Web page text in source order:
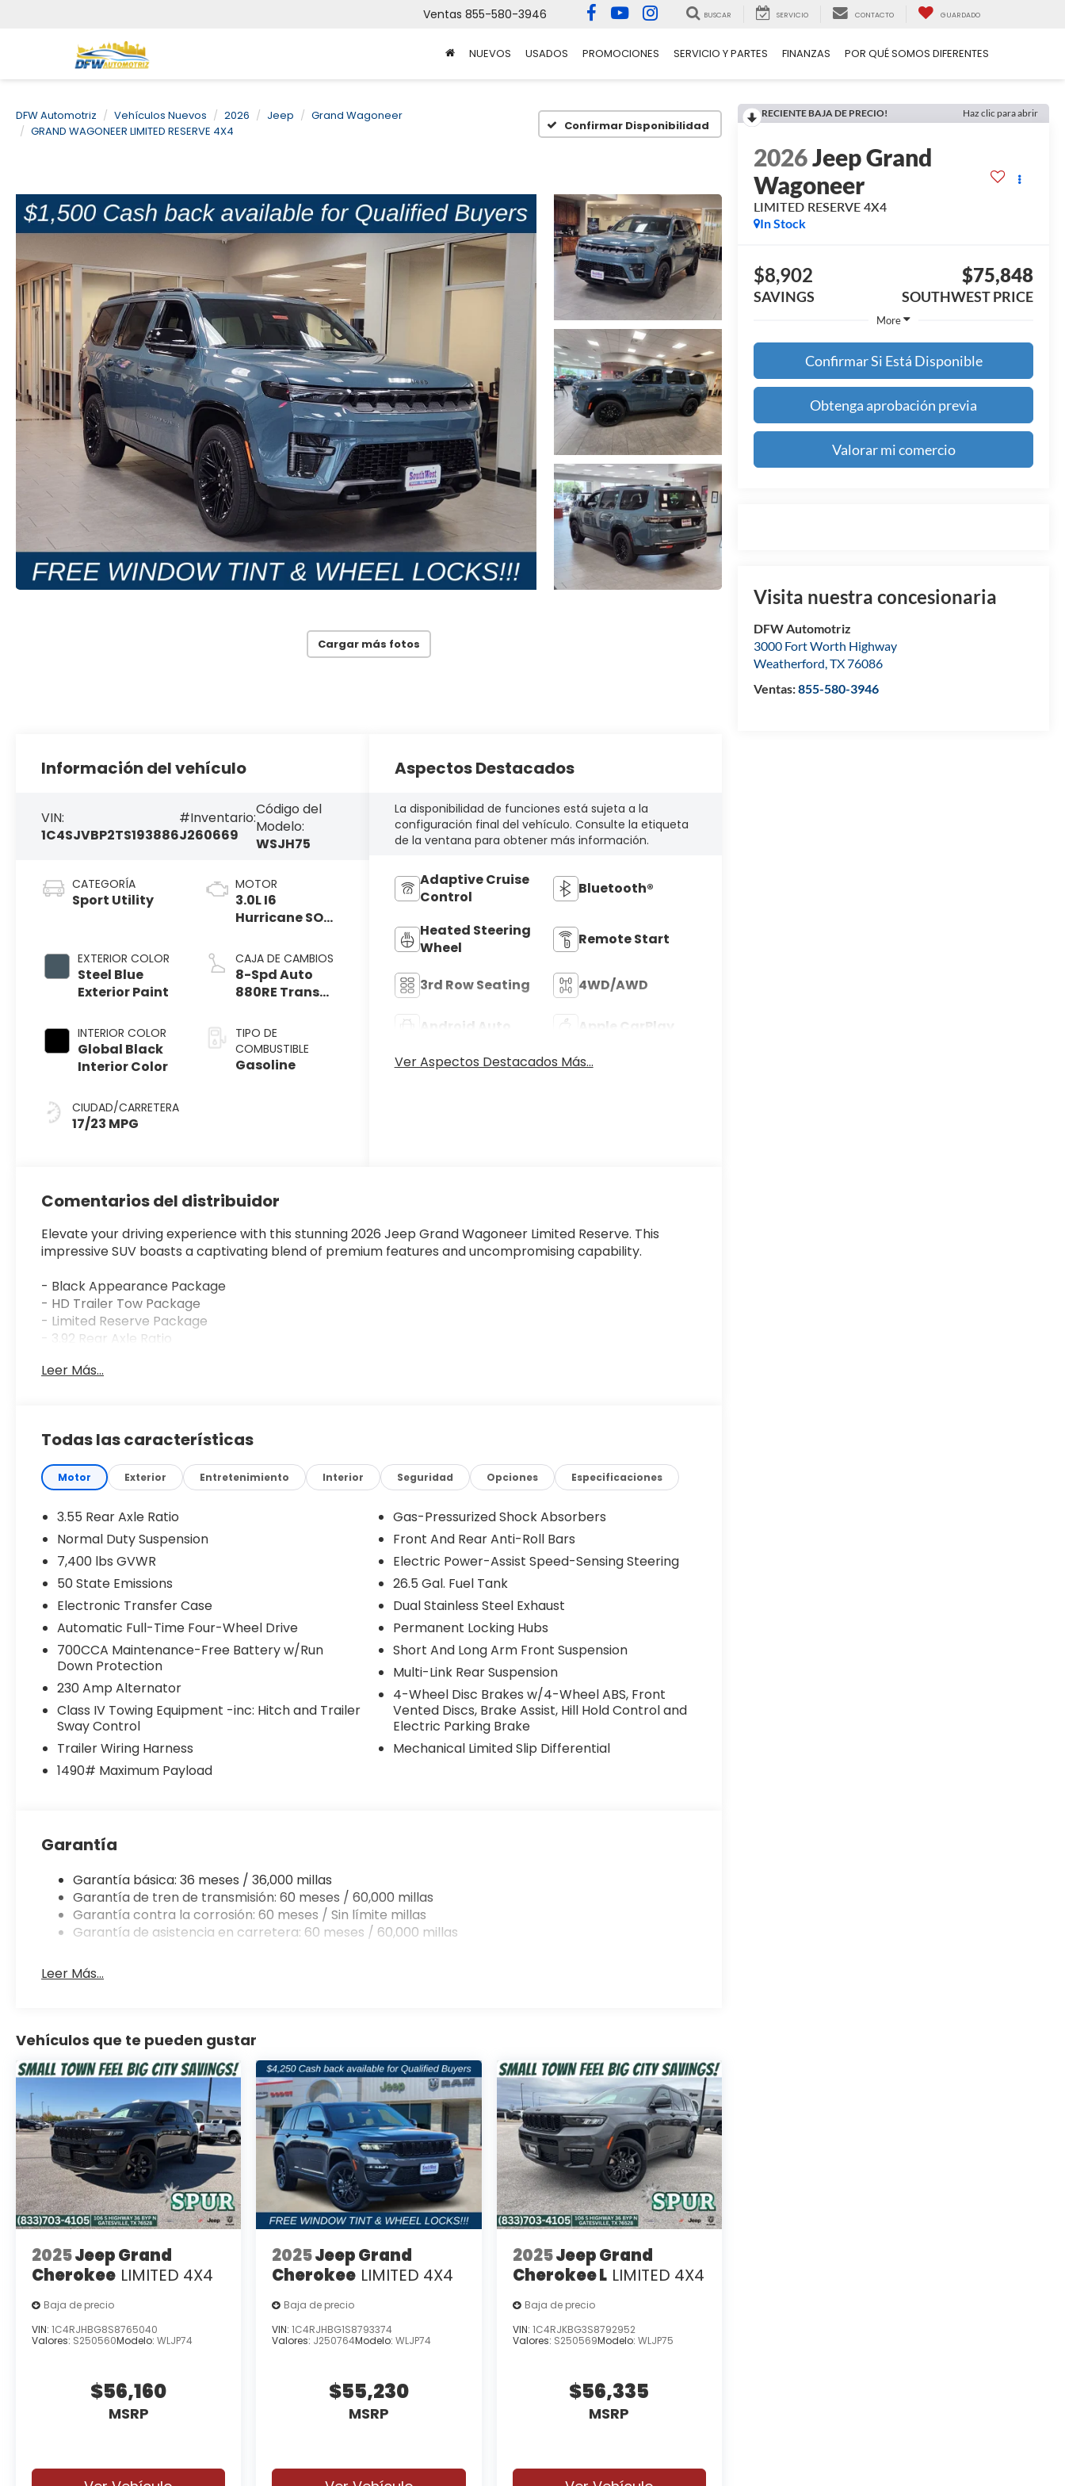
Ventas 855-580-3946 BUSCAR SERVICIO CONTACTO GUARDADO
NUEVOS USADOS PROMOCIONES SERVICIO Y PARTES FINANZAS POR QUÉ SOMOS DIFERENTES
DFW Automotriz Vehículos Nuevos 2026 Jeep
Grand Wagoneer
GRAND WAGONEER LIMITED RESERVE 4X4
Confirmar Disponibilidad
Cargar más fotos
RECIENTE BAJA DE PRECIO! Haz clic para abrir
2026Jeep Grand
Wagoneer
LIMITED RESERVE 4X4
In Stock
$8,902
SAVINGS
$75,848
SOUTHWEST PRICE
More
Confirmar Si Está Disponible
Obtenga aprobación previa
Valorar mi comercio
Visita nuestra concesionaria
DFW Automotriz
3000 Fort Worth Highway
Weatherford,TX76086
Ventas:855-580-3946
Información del vehículo
VIN:
1C4SJVBP2TS193886
#Inventario:
J260669
Código del
Modelo:
WSJH75
CATEGORÍA
Sport Utility
EXTERIOR COLOR
Steel Blue
Exterior Paint
INTERIOR COLOR
Global Black
Interior Color
CIUDAD/CARRETERA
17/23 MPG
MOTOR
3.0L I6
Hurricane SO
CAJA DE CAMBIOS
8-Spd Auto
880RE Trans
TIPO DE
COMBUSTIBLE
Gasoline
Aspectos Destacados
La disponibilidad de funciones está sujeta a la
configuración final del vehículo. Consulte la etiqueta
de la ventana para obtener más información.
Adaptive Cruise
Control
Bluetooth®
Heated Steering
Wheel
Remote Start
3rd Row Seating 4WD/AWD
Android Auto
Apple CarPlay
Ver Aspectos Destacados Más...
Comentarios del distribuidor
Elevate your driving experience with this stunning 2026 Jeep Grand Wagoneer Limited Reserve. This
impressive SUV boasts a captivating blend of premium features and uncompromising capability.
- Black Appearance Package
- HD Trailer Tow Package
- Limited Reserve Package
- 3.92 Rear Axle Ratio
- Electronic Rear Limited Slip Differential
- Titanium Upper Grille Applique
- Blind Spot with Trailer Detection
- Trailer Hitch Zoom
- Adjustable Roof Rail Crossbars
- Removable Rear Tow Hooks
- Trailer Brake Control
- Trailer Light Monitoring
- Vapor Tow Hooks
- Wheels: 22 x 9 Painted Gloss Black
Display. Enjoy the comfort of dual-zone automatic climate control, power driver's seat with memory, and
a heated steering wheel. The Quadra-Lift Air Suspension and Semi Active Damping provide a smooth,
responsive ride, while the Surround View Camera System and Blind Spot with Trailer Detection enhance
your confidence on the road.
This Grand Wagoneer Limited Reserve is the perfect blend of luxury, capability, and technology. With only
10 miles on the odometer, it's a rare opportunity to own a virtually brand-new, meticulously maintained
SUV. Schedule a test drive today and experience the exceptional craftsmanship and performance that
make this Jeep a true standout. Price includes: $1500 - 2026 Southwest BC Retail Consumer Cash . Exp.
Leer Más...
Todas las características
Motor Exterior Entretenimiento Interior Seguridad Opciones Especificaciones
3.55 Rear Axle Ratio
Normal Duty Suspension
7,400 lbs GVWR
50 State Emissions
Electronic Transfer Case
Automatic Full-Time Four-Wheel Drive
700CCA Maintenance-Free Battery w/Run
Down Protection
230 Amp Alternator
Class IV Towing Equipment -inc: Hitch and Trailer
Sway Control
Trailer Wiring Harness
1490# Maximum Payload
Gas-Pressurized Shock Absorbers
Front And Rear Anti-Roll Bars
Electric Power-Assist Speed-Sensing Steering
26.5 Gal. Fuel Tank
Dual Stainless Steel Exhaust
Permanent Locking Hubs
Short And Long Arm Front Suspension
Multi-Link Rear Suspension
4-Wheel Disc Brakes w/4-Wheel ABS, Front
Vented Discs, Brake Assist, Hill Hold Control and
Electric Parking Brake
Mechanical Limited Slip Differential
Garantía
Garantía básica: 36 meses / 36,000 millas
Garantía de tren de transmisión: 60 meses / 60,000 millas
Garantía contra la corrosión: 60 meses / Sin límite millas
Garantía de asistencia en carretera: 60 meses / 60,000 millas
Leer Más...
Vehículos que te pueden gustar
2025Jeep Grand
Cherokee LIMITED 4X4
Baja de precio
VIN: 1C4RJHBG8S8765040
Valores: S250560Modelo: WLJP74
$56,160
MSRP
2025Jeep Grand
Cherokee LIMITED 4X4
Baja de precio
VIN:1C4RJHBG1S8793374
Valores: J250764Modelo:WLJP74
$55,230
MSRP
2025Jeep Grand
Cherokee L LIMITED 4X4
Baja de precio
VIN: 1C4RJKBG3S8792952
Valores: S250569Modelo: WLJP75
$56,335
MSRP